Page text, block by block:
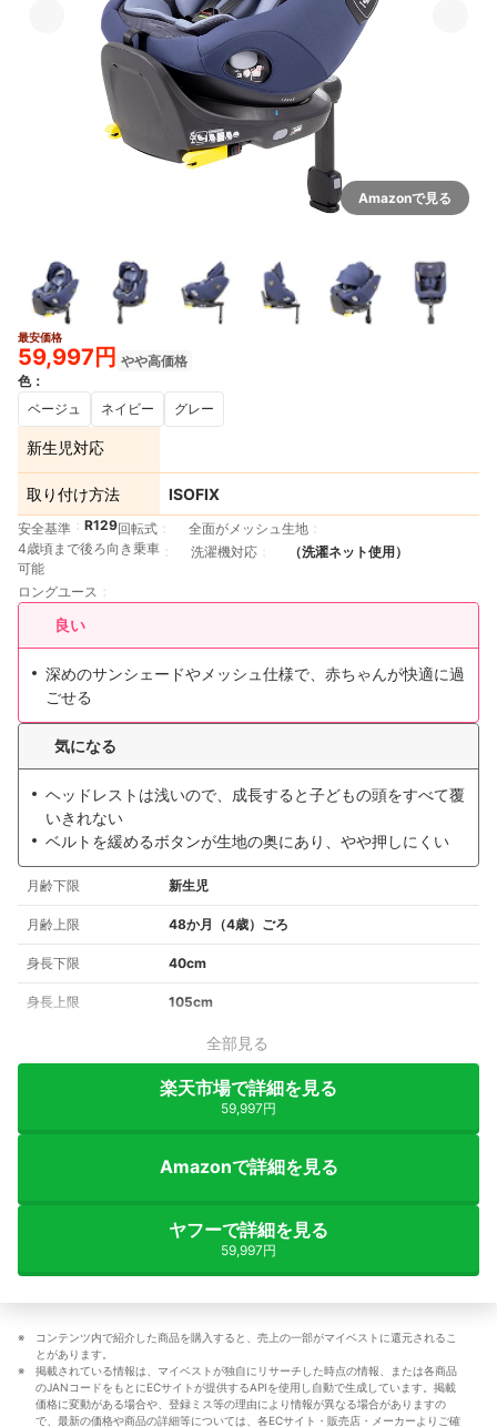
Amazonで見る
最安価格
59,997円 やや高価格
色：
ベージュ
ネイビー グレー
新生児対応
取り付け方法 ISOFIX
安全基準 R129回転式
全面がメッシュ生地
4歳頃まで後ろ向き乗車
可能
洗濯機対応 （洗濯ネット使用）
ロングユース
良い
深めのサンシェードやメッシュ仕様で、赤ちゃんが快適に過
ごせる
気になる
ヘッドレストは浅いので、成長すると子どもの頭をすべて覆
いきれない
ベルトを緩めるボタンが生地の奥にあり、やや押しにくい
月齢下限 新生児
月齢上限 48か月（4歳）ごろ
身長下限 40cm
身長上限 105cm
全部見る
楽天市場で詳細を見る
59,997円
Amazonで詳細を見る
ヤフーで詳細を見る
59,997円
コンテンツ内で紹介した商品を購入すると、売上の一部がマイベストに還元されるこ
とがあります。
掲載されている情報は、マイベストが独自にリサーチした時点の情報、または各商品
のJANコードをもとにECサイトが提供するAPIを使用し自動で生成しています。掲載
価格に変動がある場合や、登録ミス等の理由により情報が異なる場合がありますの
で、最新の価格や商品の詳細等については、各ECサイト・販売店・メーカーよりご確